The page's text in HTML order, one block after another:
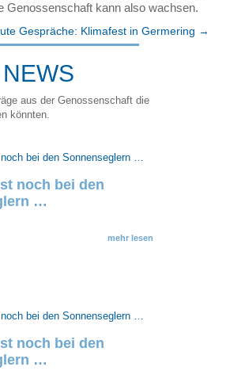
aus der Genossenschaft die
könnten.
noch bei den
…
mehr lesen
noch bei den
…
Genossenschaft kann also wachsen.
Gespräche: Klimafest in Germering →